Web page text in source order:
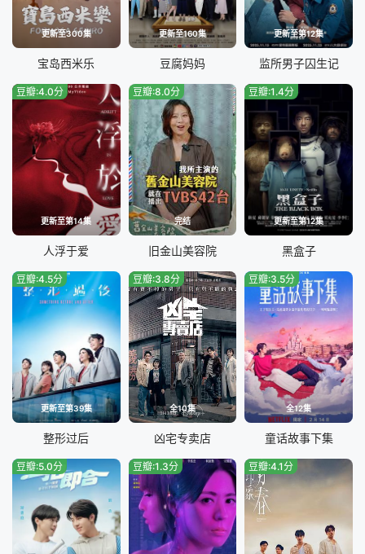
更新至300集
宝岛西米乐
更新至160集
豆腐妈妈
更新至第12集
监所男子囚生记
更新至第14集
豆瓣:4.0分
人浮于爱
完结
豆瓣:8.0分
旧金山美容院
更新至第12集
豆瓣:1.4分
黑盒子
更新至第39集
豆瓣:4.5分
整形过后
全10集
豆瓣:3.8分
凶宅专卖店
全12集
豆瓣:3.5分
童话故事下集
豆瓣:5.0分 豆瓣:1.3分 豆瓣:4.1分